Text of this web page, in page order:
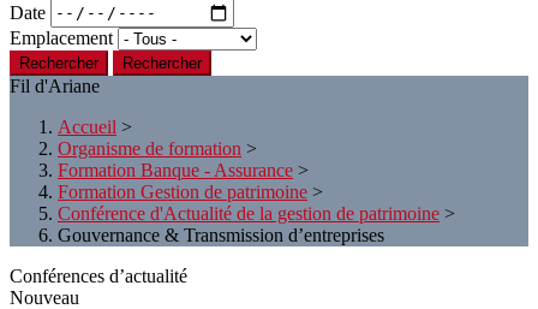
Date
Emplacement
Rechercher
Fil d'Ariane
Accueil >
Organisme de formation >
Formation Banque - Assurance >
Formation Gestion de patrimoine >
Conférence d'Actualité de la gestion de patrimoine >
Gouvernance & Transmission d’entreprises
Conférences d’actualité
Nouveau